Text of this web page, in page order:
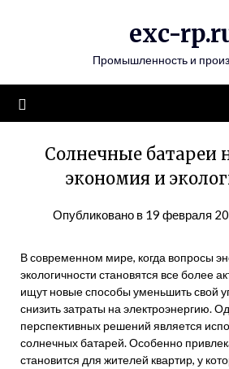
exc-
Промышленность и
Солнечные батареи
экономия и
Опубликовано в 19 февраля
В современном мире, когда вопросы
экологичности становятся все более
ищут новые способы уменьшить свой
снизить затраты на электроэнергию.
перспективных решений является
солнечных батарей. Особенно
становится для жителей квартир, у